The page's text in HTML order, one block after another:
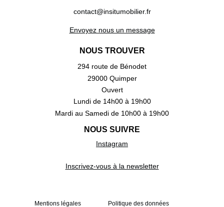
contact@insitumobilier.fr
Envoyez nous un message
NOUS TROUVER
294 route de Bénodet
29000 Quimper
Ouvert
Lundi de 14h00 à 19h00
Mardi au Samedi de 10h00 à 19h00
NOUS SUIVRE
Instagram
Inscrivez-vous à la newsletter
Mentions légales Politique des données